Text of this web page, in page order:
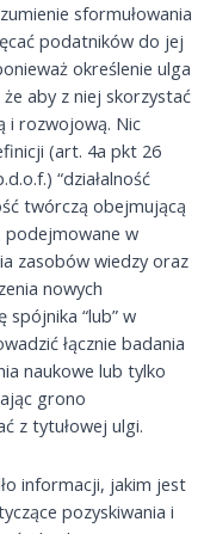
sformułowania
podatników do jej
określenie ulga
aby z niej skorzystać
i rozwojową. Nic
(art. 4a pkt 26
“działalność
twórczą obejmującą
podejmowane w
zasobów wiedzy oraz
nowych
spójnika “lub” w
łącznie badania
naukowe lub tylko
grono
z tytułowej ulgi.
informacji, jakim jest
pozyskiwania i